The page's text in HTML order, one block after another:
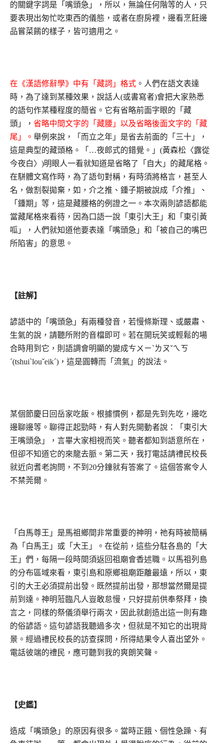
的關鍵字詞是「嘴頭急」，所以，無論任何階等的人，只
要表現出匆忙吃東西的儀態，或者在廚房裡，邊看烹飪邊
品嘗菜餚的樣子，皆可適用之。
在《漢語修辭學》中有「藏詞」格式 。人們在語文表達
時，為了達到某種效果，說話人(或書寫者)會把大家熟悉
的語句作某種程度的簡省。它有省略前面字眼的「藏
頭」， 省略中間文字的「藏腰」以及省略後面文字的「藏
尾」。 舉例來說，「而立之年」是省去前面的「三十」，
這是典型的藏頭格。「…夜郎式的錯覺。」(黃森松〈露從
今夜白〉)明眼人一看就知道是省略了「自大」的藏尾格。
在駢體文寫作時，為了語句對稱，有時須將格言，甚至人
名，做割裂拋棄，如，介之推、鍾子期被說成「介推」、
「鍾期」等，這是藏腰格的例證之一。本次兩則諺語都能
當藏尾格來看待，因為口語一說「東引大王」和「東引黃
呱」，人們就知道他要表達「嘴頭急」和「被自己的嘴巴
所陷害」的意思。
【註解】
諺語中的「嘴頭急」有兩種發音，若慢條斯理、或嚴肅、
生氣的說，請聽所附的音檔即可。若在開玩笑或輕鬆的場
合時用到它，則語調會明顯的變成ㄘㄨㄧˋㄌㄡˇㄟㄎ
ˊ(tshuiˋlouˇeikˊ)，這是圓轉而「流氣」的說法。
某個節慶日回岳家吃飯。根據慣例，都是先到先吃，邊吃
邊聊邊等。聊得正起勁時，有人對先開動者說：「東引大
王嘴頭急」，言畢大家相視而笑。聽者都知到語意所在，
但卻不知道它的來龍去脈。第二天，我打電話請禮民校長
就近向耆老詢問，不到20分鐘就有答案了。這個答案令人
不禁莞爾。
「白馬尊王」是馬祖鄉間非常重要的神明，祂有時被簡稱
為「白馬王」或「大王」。在從前，這些分駐各島的「大
王」們，每隔一段時間須返回祖廟會香述職。以馬祖列島
的分布區域來看，東引島和原鄉祖廟距離最遠，所以，東
引的大王必須提前出發。既然提前出發，那想當然爾是提
前到達。神明蒞臨凡人豈敢怠慢，只好提前供奉祭拜，換
言之，同樣的祭儀須舉行兩次，因此就創造出這一則有趣
的俗諺語。這句諺語我聽過多次，但就是不知它的出現背
景。經過禮民校長的訪查探問，所得結果令人喜出望外。
電話彼端的禮民，應可聽到我的爽朗笑聲。
【史鑑】
造成「嘴頭急」的原因有很多。當時正餓、個性急躁、有